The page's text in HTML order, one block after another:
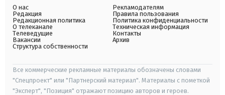
О нас
Редакция
Редакционная политика
О телеканале
Телеведущие
Вакансии
Структура собственности
Рекламодателям
Правила пользования
Политика конфиденциальности
Техническая информация
Контакты
Архив
Все коммерческие рекламные материалы обозначены словами
"Спецпроект" или "Партнерский материал". Материалы с пометкой
"Эксперт", "Позиция" отражают позицию авторов и героев.